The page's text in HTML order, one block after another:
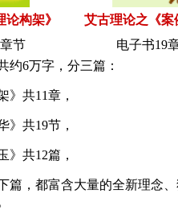
构架》 艾古理论之《案
节
电子书19
约6万字，分三篇：
》共11章，
》共19节，
》共12篇，
篇，都富含大量的全新理念